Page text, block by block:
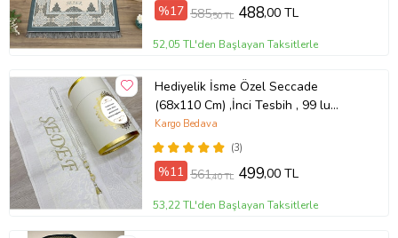
%17 585,50 TL 488,00 TL
52,05 TL'den Başlayan Taksitlerle
Hediyelik İsme Özel Seccade
(68x110 Cm) ,İnci Tesbih , 99 lu
Tesbih, Silindir Seti - Krem
(3)
Kargo Bedava
%11 561,40 TL 499,00 TL
53,22 TL'den Başlayan Taksitlerle